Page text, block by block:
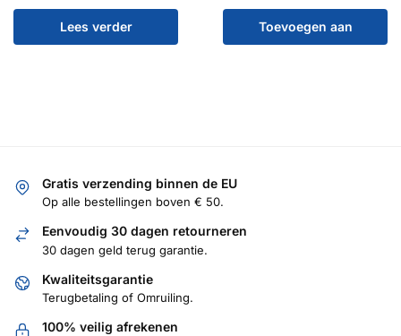
Lees verder Toevoegen aan
Gratis verzending binnen de EU
Op alle bestellingen boven € 50.
Eenvoudig 30 dagen retourneren
30 dagen geld terug garantie.
Kwaliteitsgarantie
Terugbetaling of Omruiling.
100% veilig afrekenen